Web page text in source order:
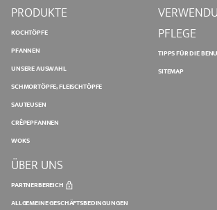
PRODUKTE
KOCHTÖPFE
PFANNEN
UNSERE AUSWAHL
SCHMORTÖPFE, FLEISCHTÖPFE
SAUTEUSEN
CRÊPEPFANNEN
WOKS
PFLEGE
TIPPS FÜR DIE
SITEMAP
ÜBER UNS
PARTNERBEREICH
ALLGEMEINE GESCHÄFTSBEDINGUNGEN